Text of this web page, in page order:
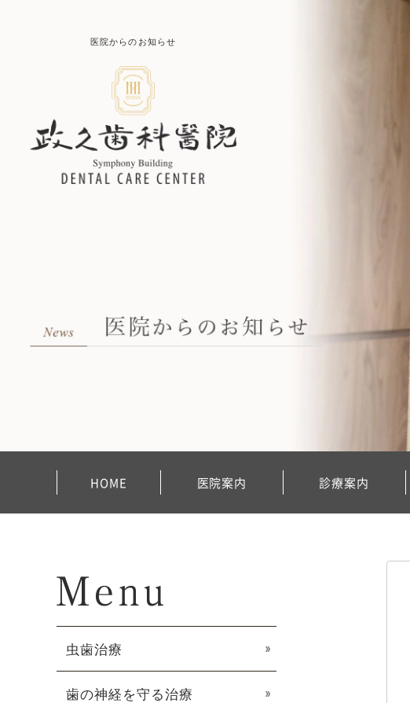
医院からのお知らせ
HOME 医院案内 診療案内
虫歯治療
歯の神経を守る治療